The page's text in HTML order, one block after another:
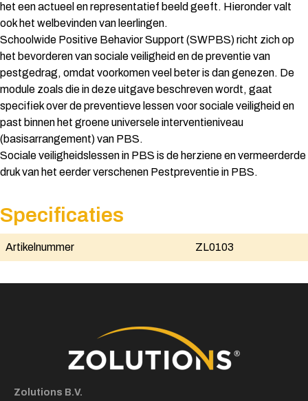
het een actueel en representatief beeld geeft. Hieronder valt
ook het welbevinden van leerlingen.
Schoolwide Positive Behavior Support (SWPBS) richt zich op
het bevorderen van sociale veiligheid en de preventie van
pestgedrag, omdat voorkomen veel beter is dan genezen. De
module zoals die in deze uitgave beschreven wordt, gaat
specifiek over de preventieve lessen voor sociale veiligheid en
past binnen het groene universele interventieniveau
(basisarrangement) van PBS.
Sociale veiligheidslessen in PBS is de herziene en vermeerderde
druk van het eerder verschenen Pestpreventie in PBS.
Specificaties
Artikelnummer ZL0103
Zolutions B.V.